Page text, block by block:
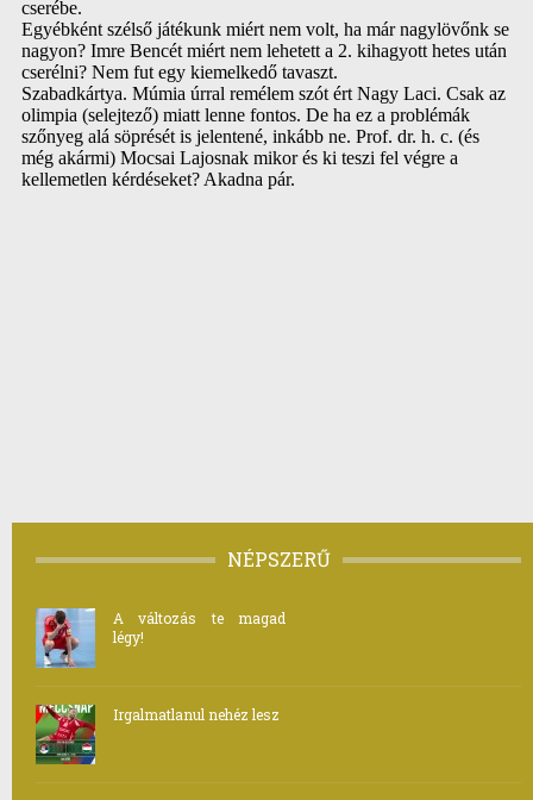
NÉPSZERŰ
A változás te magad
légy!
Irgalmatlanul nehéz lesz